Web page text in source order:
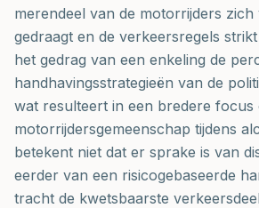
merendeel van de motorrijders
gedraagt en de verkeersregels
het gedrag van een enkeling de
handhavingsstrategieën van de
wat resulteert in een bredere focus
motorrijdersgemeenschap tijdens
betekent niet dat er sprake is van
eerder van een risicogebaseerde
tracht de kwetsbaarste